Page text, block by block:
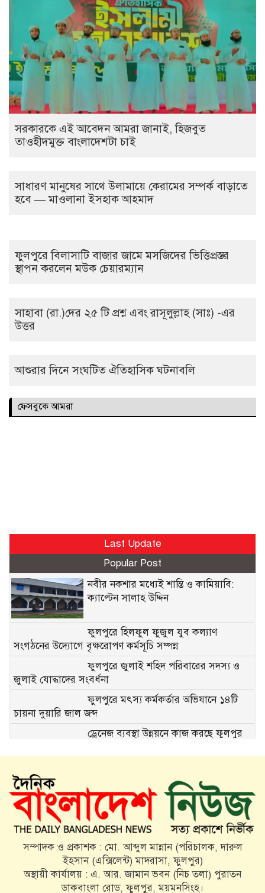
সরকারকে এই আবেদন আমরা জানাই, হিজবুত
তাওহীদমুক্ত বাংলাদেশটা চাই
সাধারণ মানুষের সাথে উলামায়ে কেরামের সম্পর্ক বাড়াতে
হবে — মাওলানা ইসহাক আহমাদ
ফুলপুরে বিলাসাটি বাজার জামে মসজিদের ভিত্তিপ্রস্তর
স্থাপন করলেন মউক চেয়ারম্যান
সাহাবা (রা.)দের ২৫ টি প্রশ্ন এবং রাসূলুল্লাহ (সাঃ) -এর
উত্তর
আশুরার দিনে সংঘটিত ঐতিহাসিক ঘটনাবলি
ফেসবুকে আমরা
Last Update
Popular Post
নবীর নকশার মধ্যেই শান্তি ও কামিয়াবি:
ক্যাপ্টেন সালাহ উদ্দিন
ফুলপুরে হিলফুল ফুজুল যুব কল্যাণ
সংগঠনের উদ্যোগে বৃক্ষরোপণ কর্মসূচি সম্পন্ন
ফুলপুরে জুলাই শহিদ পরিবারের সদস্য ও
জুলাই যোদ্ধাদের সংবর্ধনা
ফুলপুরে মৎস্য কর্মকর্তার অভিযানে ১৪টি
চায়না দুয়ারি জাল জব্দ
ড্রেনেজ ব্যবস্থা উন্নয়নে কাজ করছে ফুলপুর
হিজবুত তাওহীদমুক্ত বাংলাদেশটা চাই
ফুলপুরে সাবেক উপজেলা চেয়ারম্যান মরহুম
আব্দুল মতিন মতি’র ১৬তম মৃত্যুবার্ষিকী
পালিত
মতি ভাইকে মনে পড়ে: একজন মানুষের
অকুণ্ঠ সমর্থন আজও প্রেরণা
সম্পাদক ও প্রকাশক : মো. আব্দুল মান্নান (পরিচালক, দারুল
ইহসান (এক্সিলেন্ট) মাদরাসা, ফুলপুর)
অস্থায়ী কার্যালয় : এ. আর. জামান ভবন (নিচ তলা) পুরাতন
ডাকবাংলা রোড, ফুলপুর, ময়মনসিংহ।